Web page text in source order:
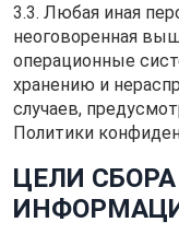
3.3. Любая иная
неоговоренная
операционные
хранению и
случаев,
Политики
ЦЕЛИ